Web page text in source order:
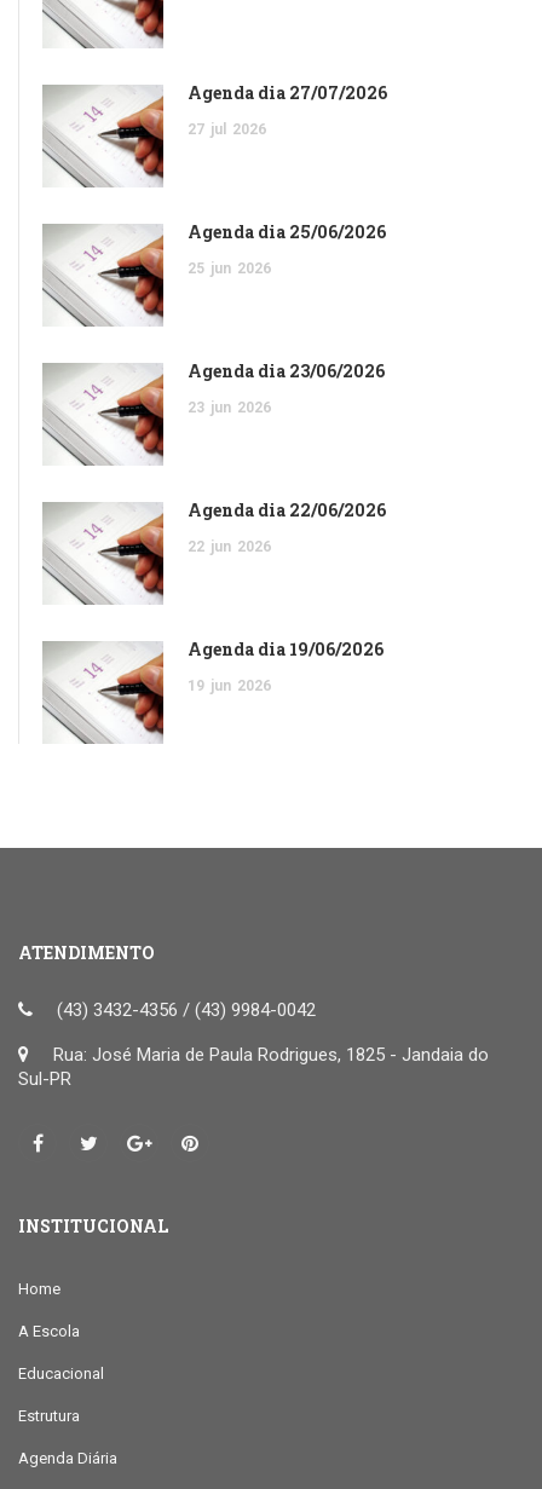
Agenda dia 27/07/2026
27 jul 2026
Agenda dia 25/06/2026
25 jun 2026
Agenda dia 23/06/2026
23 jun 2026
Agenda dia 22/06/2026
22 jun 2026
Agenda dia 19/06/2026
19 jun 2026
ATENDIMENTO
(43) 3432-4356 / (43) 9984-0042
Rua: José Maria de Paula Rodrigues, 1825 - Jandaia do
Sul-PR
INSTITUCIONAL
Home
A Escola
Educacional
Estrutura
Agenda Diária